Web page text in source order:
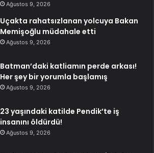
Ağustos 9, 2026
Uçakta rahatsızlanan yolcuya Bakan
Memişoğlu müdahale etti
Ağustos 9, 2026
Batman’daki katliamın perde arkası!
Her şey bir yorumla başlamış
Ağustos 9, 2026
23 yaşındaki katilde Pendik’te iş
insanını öldürdü!
Ağustos 9, 2026